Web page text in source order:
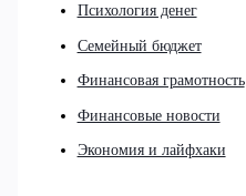
Психология денег
Семейный бюджет
Финансовая грамотность
Финансовые новости
Экономия и лайфхаки